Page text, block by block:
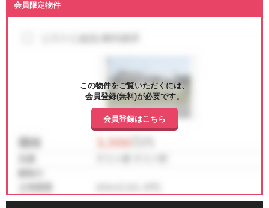
会員限定物件
この物件をご覧いただくには、
会員登録(無料)が必要です。
会員登録はこちら